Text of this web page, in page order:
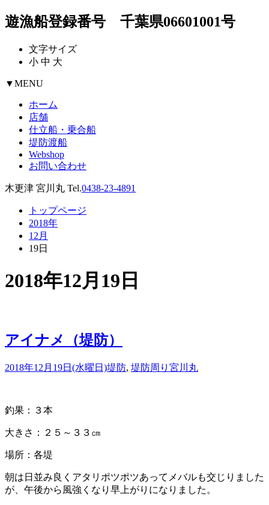
遊漁船登録番号 千葉県06601001号
文字サイズ
小 中 大
▼MENU
ホーム
店舗
仕立船・乗合船
堤防渡船
Webshop
お問い合わせ
木更津 宮川丸 Tel.0438-23-4891
トップページ
2018年
12月
19日
2018年12月19日
アイナメ（堤防）
2018年12月19日(水曜日)堤防, 堤防周り 宮川丸
釣果：３本
大きさ：２５～３３㎝
場所：各堤
朝は日並み良くアタリポツポツあってメバルも交じりました
が、午後から風強くなり早上がりになりました。